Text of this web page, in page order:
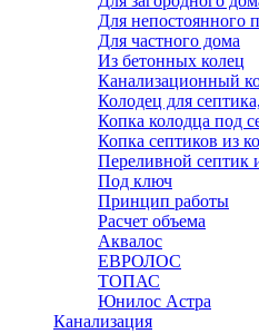
Для непостоянного
Для частного дома
Из бетонных колец
Канализационный
Колодец для
Копка колодца под
Копка септиков из
Переливной септик
Под ключ
Принцип работы
Расчет объема
Аквалос
ЕВРОЛОС
ТОПАС
Юнилос Астра
Канализация